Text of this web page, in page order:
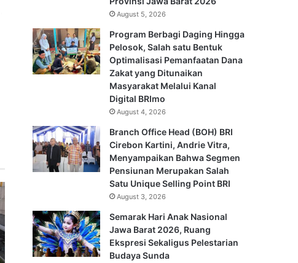
August 5, 2026
Program Berbagi Daging Hingga
Pelosok, Salah satu Bentuk
Optimalisasi Pemanfaatan Dana
Zakat yang Ditunaikan
Masyarakat Melalui Kanal
Digital BRImo
August 4, 2026
Branch Office Head (BOH) BRI
Cirebon Kartini, Andrie Vitra,
Menyampaikan Bahwa Segmen
Pensiunan Merupakan Salah
Satu Unique Selling Point BRI
August 3, 2026
Semarak Hari Anak Nasional
Jawa Barat 2026, Ruang
Ekspresi Sekaligus Pelestarian
Budaya Sunda